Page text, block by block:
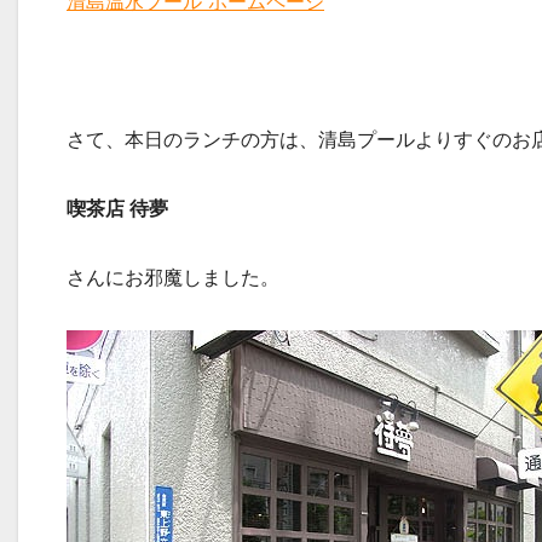
さて、本日のランチの方は、清島プールよりすぐのお
喫茶店 待夢
さんにお邪魔しました。